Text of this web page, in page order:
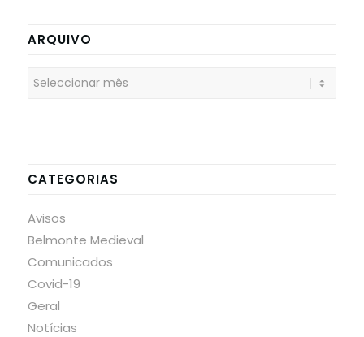
ARQUIVO
CATEGORIAS
Avisos
Belmonte Medieval
Comunicados
Covid-19
Geral
Notícias